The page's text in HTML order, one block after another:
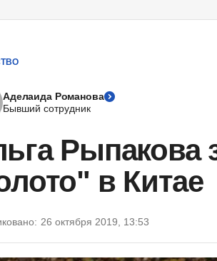
Аделаида Романова
Бывший сотрудник
Рыпакова
в Китае
26 октября 2019, 13:53